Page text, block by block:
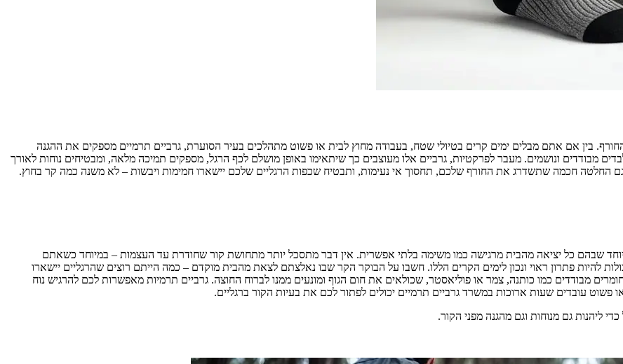
בין אם אתם מבלים ימים קרים בטיולי שטח, בעבודה מחוץ לבית או פשוט מתהלכים בעיר הסוערת, גרביים תרמיים מספקים את ההגנה
מבודדים ונושמים. מעבר לפרקטיות, גרביים אלו מעוצבים כך שיתאימו באופן מושלם לכף הרגל, מספקים תמיכה מלאה, ומבטיחים נוחות לאורך
גם החלטה חכמה שתשדרג את החורף שלכם, תחסוך אי נעימות, ותבטיח שכפות הרגליים שלכם יישארו חמימות ויבשות – לא משנה כמה קר בחוץ.
שבהם כל יציאה מהבית מרגישה כמו משימה בלתי אפשרית. אין דבר מתסכל יותר מתחושת קור שחודרת עד העצמות – במיוחד כשאתם
להיות פתרון ראוי ונכון לימים הקרים הללו. חשבו על הבוקר הקר שבו נאלצתם לצאת מהבית מוקדם – כמה הייתם רוצים שהרגליים יישארו
מבודדים כמו כותנה, צמר או פוליאסטר, שכולאים את חום הגוף ומונעים ממנו לברוח החוצה. גרביים תרמיות מאפשרות לכם להרגיש נוח
פשוט עובדים שעות ארוכות במשרד גרביים תרמיים יכולים לפתור לכם את בעיות הקור ברגליים.
ליהנות גם מנוחות וגם מהגנה מפני הקור.